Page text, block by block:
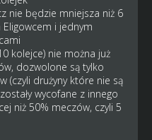
nie będzie mniejsza niż 6
i jednym
kolejce) nie można już
dozwolone są tylko
(czyli drużyny które nie są
wycofane z innego
niż 50% meczów, czyli 5